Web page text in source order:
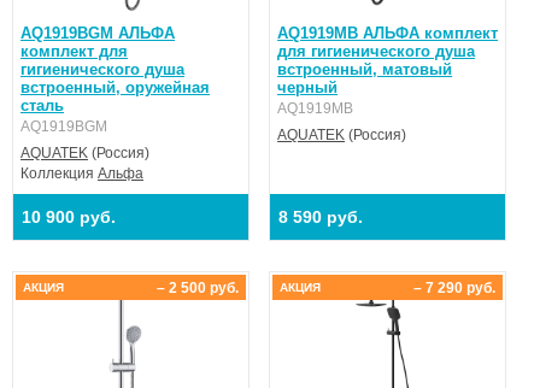
AQ1919BGM АЛЬФА
комплект для
гигиенического душа
встроенный, оружейная
сталь
AQ1919BGM
AQUATEK (Россия)
Коллекция Альфа
10 900 руб.
AQ1919MB АЛЬФА комплект
для гигиенического душа
встроенный, матовый
черный
AQ1919MB
AQUATEK (Россия)
8 590 руб.
– 2 500 руб.
АКЦИЯ – 7 290 руб.
АКЦИЯ